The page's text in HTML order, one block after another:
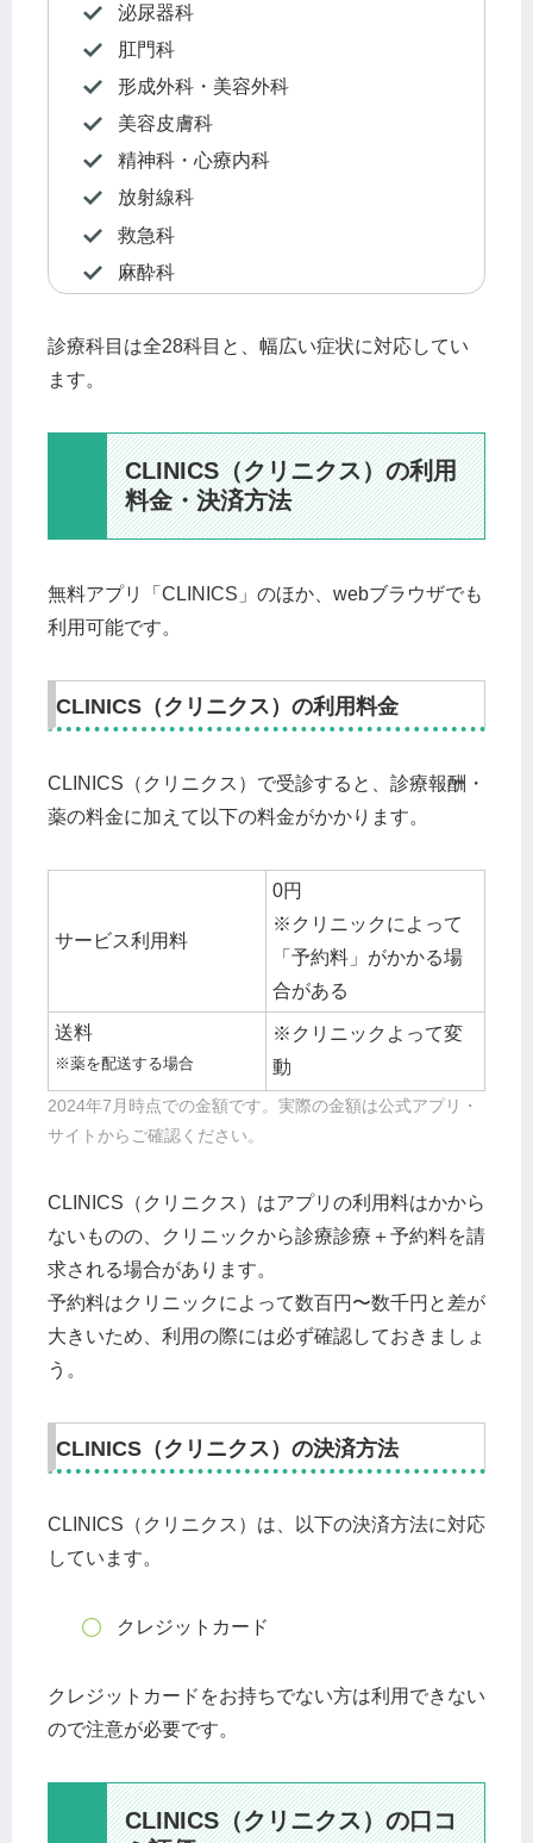
泌尿器科
肛門科
形成外科・美容外科
美容皮膚科
精神科・心療内科
放射線科
救急科
麻酔科
診療科目は全28科目と、幅広い症状に対応してい
ます。
CLINICS（クリニクス）の利用
料金・決済方法
無料アプリ「CLINICS」のほか、webブラウザでも
利用可能です。
CLINICS（クリニクス）の利用料金
CLINICS（クリニクス）で受診すると、診療報酬・
薬の料金に加えて以下の料金がかかります。
サービス利用料
0円
※クリニックによって
「予約料」がかかる場
合がある
送料
※薬を配送する場合
※クリニックよって変
動
2024年7月時点での金額です。実際の金額は公式アプリ・
サイトからご確認ください。
CLINICS（クリニクス）はアプリの利用料はかから
ないものの、クリニックから診療診療＋予約料を請
求される場合があります。
予約料はクリニックによって数百円〜数千円と差が
大きいため、利用の際には必ず確認しておきましょ
う。
CLINICS（クリニクス）の決済方法
CLINICS（クリニクス）は、以下の決済方法に対応
しています。
クレジットカード
クレジットカードをお持ちでない方は利用できない
ので注意が必要です。
CLINICS（クリニクス）の口コ